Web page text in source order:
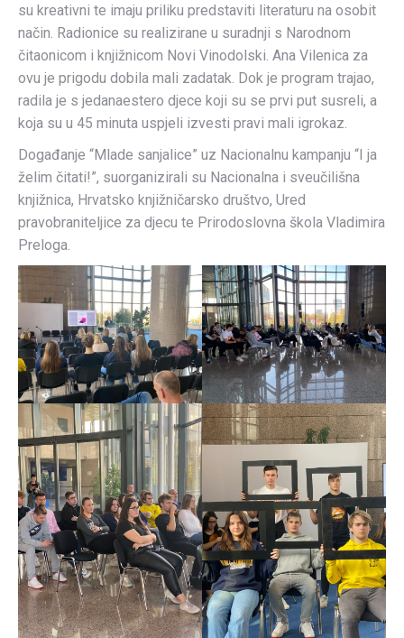
su kreativni te imaju priliku predstaviti literaturu na osobit
način. Radionice su realizirane u suradnji s Narodnom
čitaonicom i knjižnicom Novi Vinodolski. Ana Vilenica za
ovu je prigodu dobila mali zadatak. Dok je program trajao,
radila je s jedanaestero djece koji su se prvi put susreli, a
koja su u 45 minuta uspjeli izvesti pravi mali igrokaz.
Događanje “Mlade sanjalice” uz Nacionalnu kampanju “I ja
želim čitati!”, suorganizirali su Nacionalna i sveučilišna
knjižnica, Hrvatsko knjižničarsko društvo, Ured
pravobraniteljice za djecu te Prirodoslovna škola Vladimira
Preloga.